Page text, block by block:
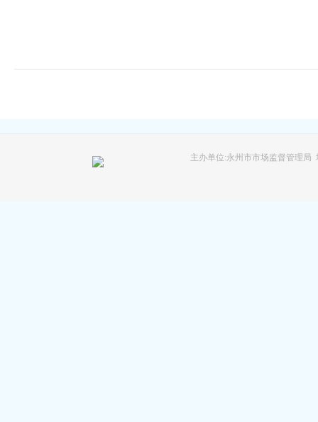
主办单位:永州市市场监督管理局